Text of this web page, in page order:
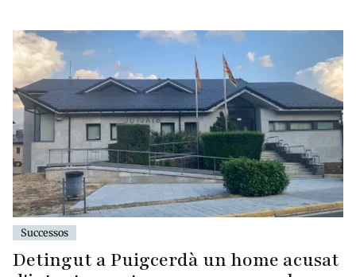
Successos
Detingut a Puigcerdà un home acusat